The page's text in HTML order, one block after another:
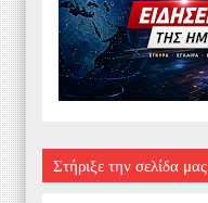
Στήριξε την σελίδα μας